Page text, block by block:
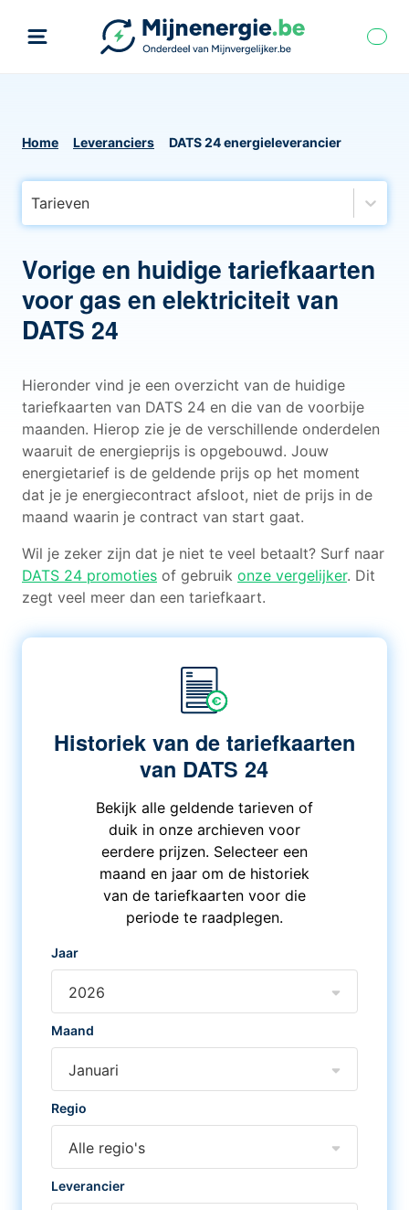
Home Leveranciers DATS 24 energieleverancier
Tarieven
Vorige en huidige tariefkaarten
voor gas en elektriciteit van
DATS 24
Hieronder vind je een overzicht van de huidige
tariefkaarten van DATS 24 en die van de voorbije
maanden. Hierop zie je de verschillende onderdelen
waaruit de energieprijs is opgebouwd. Jouw
energietarief is de geldende prijs op het moment
dat je je energiecontract afsloot, niet de prijs in de
maand waarin je contract van start gaat.
Wil je zeker zijn dat je niet te veel betaalt? Surf naar
DATS 24 promoties of gebruik onze vergelijker. Dit
zegt veel meer dan een tariefkaart.
Historiek van de tariefkaarten
van DATS 24
Bekijk alle geldende tarieven of
duik in onze archieven voor
eerdere prijzen. Selecteer een
maand en jaar om de historiek
van de tariefkaarten voor die
periode te raadplegen.
Jaar
2026
Maand
Januari
Regio
Alle regio's
Leverancier